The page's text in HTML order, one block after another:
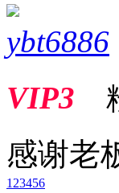
ybt6886
VIP3
感谢老
1 23456